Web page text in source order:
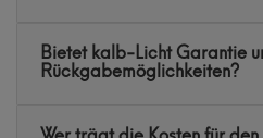
Bietet kalb-Licht Garantie
Rückgabemöglichkeiten?